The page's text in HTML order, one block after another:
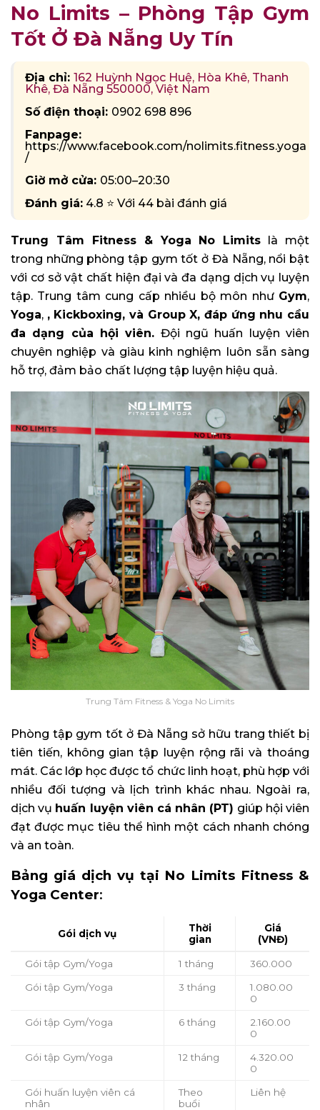
No Limits – Phòng Tập Gym
Tốt Ở Đà Nẵng Uy Tín
Địa chỉ: 162 Huỳnh Ngọc Huệ, Hòa Khê, Thanh
Khê, Đà Nẵng 550000, Việt Nam
Số điện thoại: 0902 698 896
Fanpage:
https://www.facebook.com/nolimits.fitness.yoga
/
Giờ mở cửa: 05:00–20:30
Đánh giá: 4.8 ⭐ Với 44 bài đánh giá
Trung Tâm Fitness & Yoga No Limits là một
trong những phòng tập gym tốt ở Đà Nẵng, nổi bật
với cơ sở vật chất hiện đại và đa dạng dịch vụ luyện
tập. Trung tâm cung cấp nhiều bộ môn như Gym,
Yoga, , Kickboxing, và Group X, đáp ứng nhu cầu
đa dạng của hội viên. Đội ngũ huấn luyện viên
chuyên nghiệp và giàu kinh nghiệm luôn sẵn sàng
hỗ trợ, đảm bảo chất lượng tập luyện hiệu quả.​
Trung Tâm Fitness & Yoga No Limits
Phòng tập gym tốt ở Đà Nẵng sở hữu trang thiết bị
tiên tiến, không gian tập luyện rộng rãi và thoáng
mát. Các lớp học được tổ chức linh hoạt, phù hợp với
nhiều đối tượng và lịch trình khác nhau. Ngoài ra,
dịch vụ huấn luyện viên cá nhân (PT) giúp hội viên
đạt được mục tiêu thể hình một cách nhanh chóng
và an toàn.
Bảng giá dịch vụ tại No Limits Fitness &
Yoga Center:
Gói dịch vụ
Thời
gian
Giá
(VNĐ)
Gói tập Gym/Yoga 1 tháng 360.000
Gói tập Gym/Yoga 3 tháng
1.080.00
0
Gói tập Gym/Yoga 6 tháng
2.160.00
0
Gói tập Gym/Yoga 12 tháng
4.320.00
0
Gói huấn luyện viên cá
nhân
Theo
buổi
Liên hệ